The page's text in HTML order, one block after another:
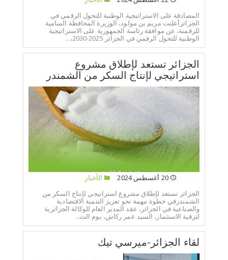
المصادقة على الاستراتيجية الوطنية للتحول الرقمي في
الجزائرأعلنت مريم بن مولود، الوزيرة المحافظة السامية
للرقمنة، عن موافقة رئاسة الجمهورية على الاستراتيجية
الوطنية للتحول الرقمي في الجزائر 2025-2030،...
الجزائر تستعد لإطلاق مشروع
استراتيجي لإنتاج السكر من الشمندر
20 أغسطس 2024
الأخبار
الجزائر تستعد لإطلاق مشروع استراتيجي لإنتاج السكر من
الشمندرفي خطوة مهمة نحو تعزيز التنمية الاقتصادية
والصناعية في الجزائر، عقد المدير العام للوكالة الجزائرية
لترقية الاستثمار، السيد عمر ركاش، يوم الث...
لقاء الجزائر-ميرسي تيك